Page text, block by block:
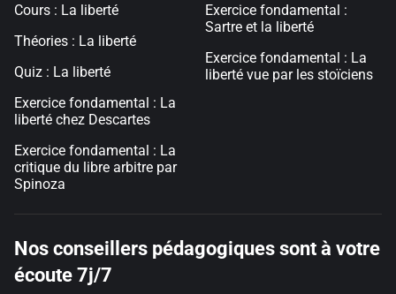
Cours : La liberté
Théories : La liberté
Quiz : La liberté
Exercice fondamental : La
liberté chez Descartes
Exercice fondamental : La
critique du libre arbitre par
Spinoza
Exercice fondamental :
Sartre et la liberté
Exercice fondamental : La
liberté vue par les stoïciens
Nos conseillers pédagogiques sont à votre
écoute 7j/7